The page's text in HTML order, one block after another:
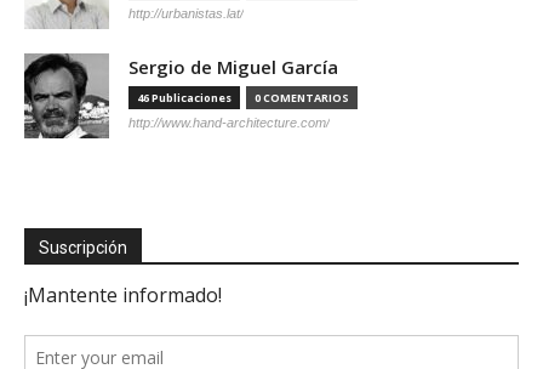
http://urbanistas.lat/
Sergio de Miguel García
46 Publicaciones 0 COMENTARIOS
http://www.hand-architecture.com/
Suscripción